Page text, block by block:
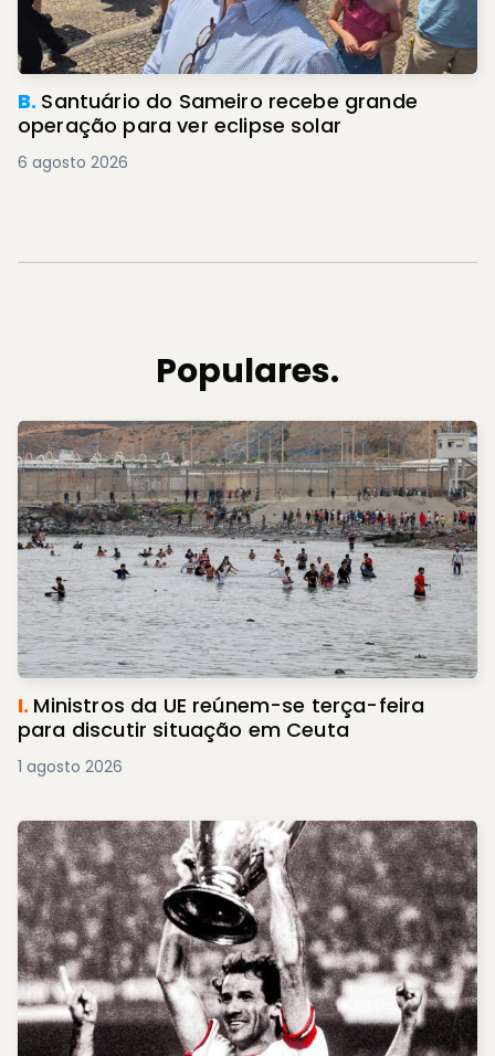
B. Santuário do Sameiro recebe grande
operação para ver eclipse solar
6 agosto 2026
Populares.
I. Ministros da UE reúnem-se terça-feira
para discutir situação em Ceuta
1 agosto 2026